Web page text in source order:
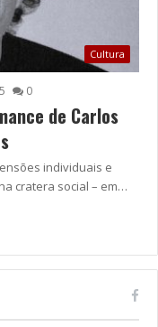
Cultura
0
de Carlos
individuais e
cratera social – em…